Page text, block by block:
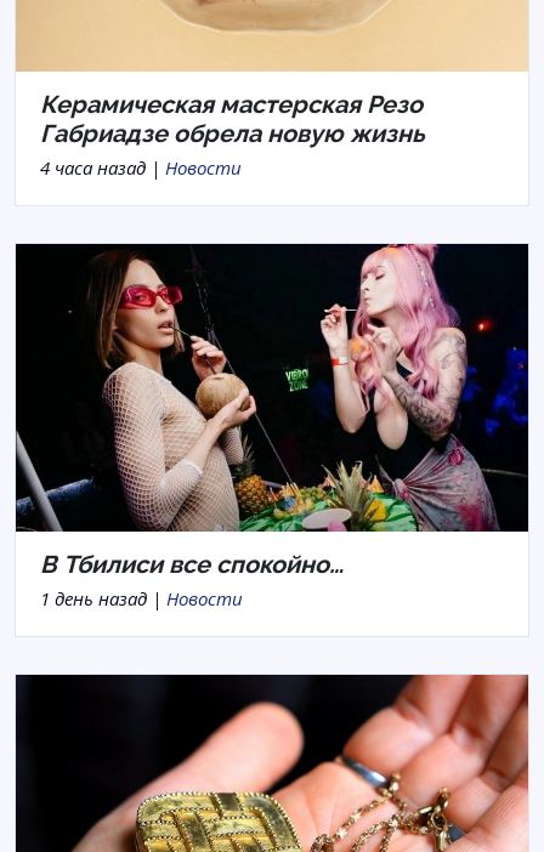
Керамическая мастерская Резо
Габриадзе обрела новую жизнь
4 часа назад | Новости
В Тбилиси все спокойно…
1 день назад | Новости